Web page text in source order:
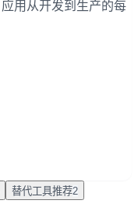
用从开发到生产的每
替代工具推荐2